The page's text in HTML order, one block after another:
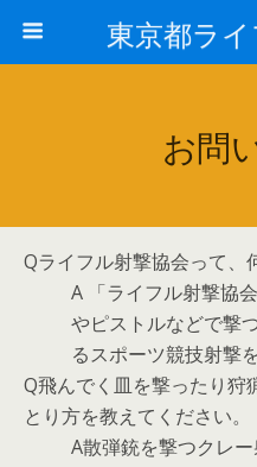
東京都ラ
お問
Qライフル射撃協会って、
A 「ライフル射撃協
やピストルなどで撃
るスポーツ競技射撃
Q飛んでく皿を撃ったり狩
とり方を教えてください。
A散弾銃を撃つクレ